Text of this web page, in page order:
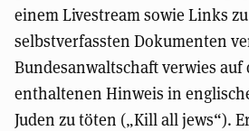
einem Livestream sowie Links
selbstverfassten Dokumenten
Bundesanwaltschaft verwies auf
enthaltenen Hinweis in
Juden zu töten („Kill all jews“).